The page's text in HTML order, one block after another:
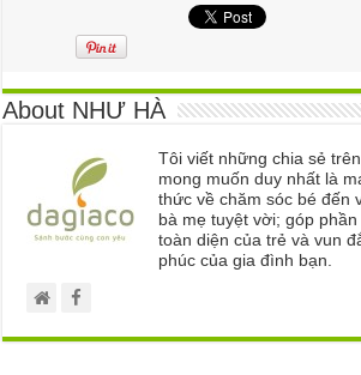
About NHƯ HÀ
Tôi viết những chia sẻ
mong muốn duy nhất là
thức về chăm sóc bé đến
bà mẹ tuyệt vời; góp
toàn diện của trẻ và vun
phúc của gia đình bạn.